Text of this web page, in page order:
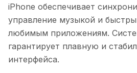
iPhone обеспечивает
управление музыкой и
любимым приложениям.
гарантирует плавную и
интерфейса.